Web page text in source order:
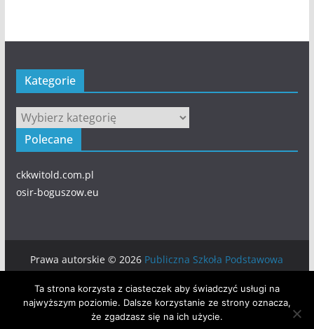
Kategorie
Kategorie
Polecane
ckkwitold.com.pl
osir-boguszow.eu
Prawa autorskie © 2026 Publiczna Szkoła Podstawowa
zastrzeżone.
Motyw:
ColorMag
stworzony przez ThemeGrill. Wspierane
Ta strona korzysta z ciasteczek aby świadczyć usługi na
najwyższym poziomie. Dalsze korzystanie ze strony oznacza,
że zgadzasz się na ich użycie.